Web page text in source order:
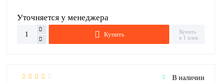
Уточняется у менеджера
Купить
Купить
в 1 клик
В наличии